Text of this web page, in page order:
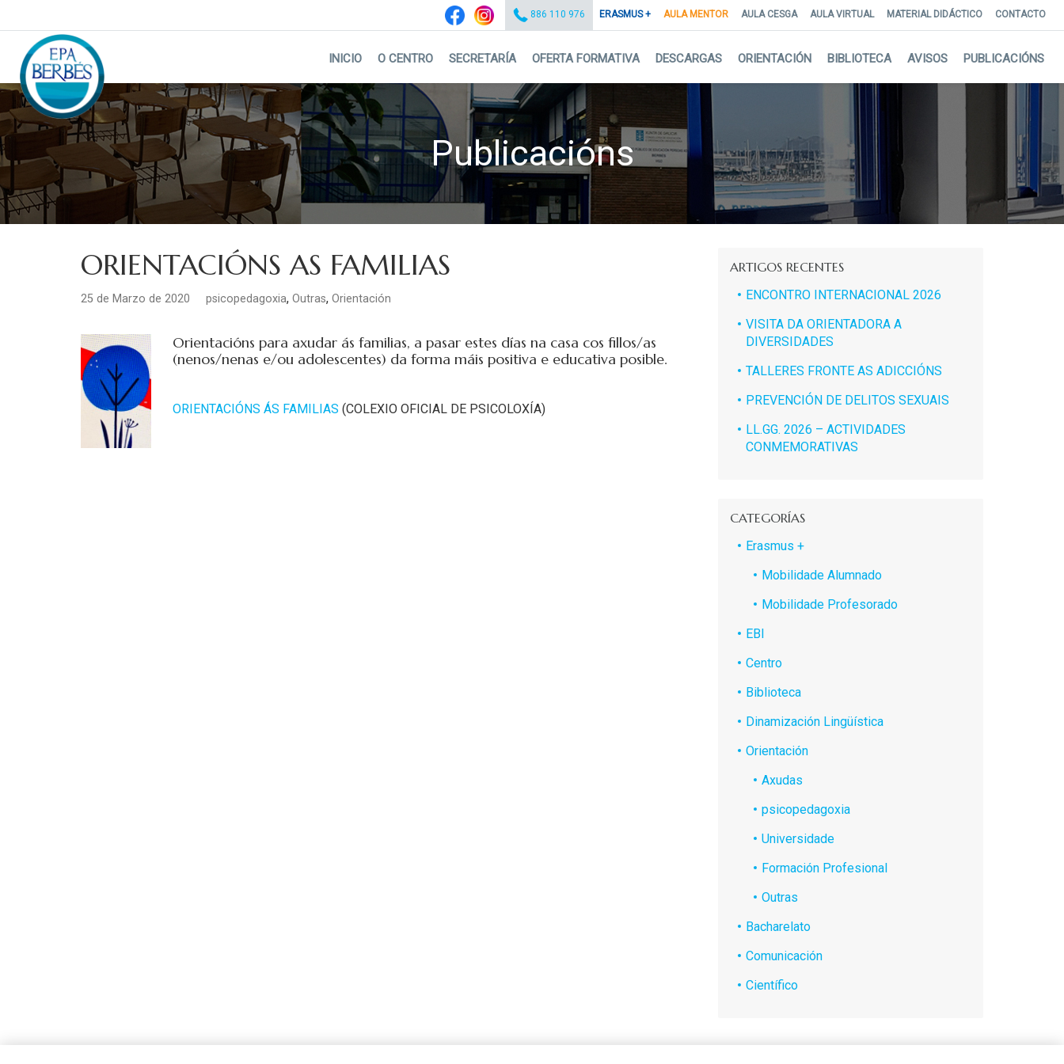
content
CONTACTO
MATERIAL DIDÁCTICO
AULA VIRTUAL
AULA CESGA
AULA MENTOR
ERASMUS +
886 110 976
INICIO O CENTRO SECRETARÍA OFERTA FORMATIVA DESCARGAS ORIENTACIÓN BIBLIOTECA AVISOS PUBLICACIÓNS
Publicacións
ORIENTACIÓNS AS FAMILIAS
25 de Marzo de 2020 psicopedagoxia, Outras, Orientación
Orientacións para axudar ás familias, a pasar estes días na casa cos fillos/as
(nenos/nenas e/ou adolescentes) da forma máis positiva e educativa posible.
ORIENTACIÓNS ÁS FAMILIAS (COLEXIO OFICIAL DE PSICOLOXÍA)
ARTIGOS RECENTES
ENCONTRO INTERNACIONAL 2026
VISITA DA ORIENTADORA A
DIVERSIDADES
TALLERES FRONTE AS ADICCIÓNS
PREVENCIÓN DE DELITOS SEXUAIS
LL.GG. 2026 – ACTIVIDADES
CONMEMORATIVAS
CATEGORÍAS
Erasmus +
Mobilidade Alumnado
Mobilidade Profesorado
EBI
Centro
Biblioteca
Dinamización Lingüística
Orientación
Axudas
psicopedagoxia
Universidade
Formación Profesional
Outras
Bacharelato
Comunicación
Científico